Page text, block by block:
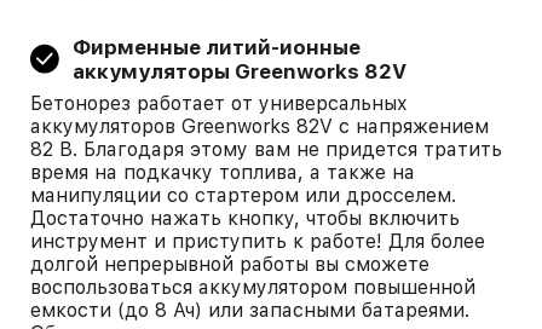
Фирменные литий-ионные
аккумуляторы Greenworks 82V
Бетонорез работает от универсальных
аккумуляторов Greenworks 82V с напряжением
82 В. Благодаря этому вам не придется тратить
время на подкачку топлива, а также на
манипуляции со стартером или дросселем.
Достаточно нажать кнопку, чтобы включить
инструмент и приступить к работе! Для более
долгой непрерывной работы вы сможете
воспользоваться аккумулятором повышенной
емкости (до 8 Ач) или запасными батареями.